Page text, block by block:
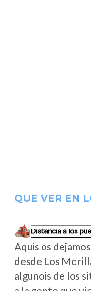
QUE VER EN
Aquis os
desde Los
algunois de los